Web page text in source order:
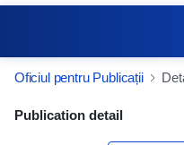
Oficiul pentru Publicații
Publication Detail
Publication detail